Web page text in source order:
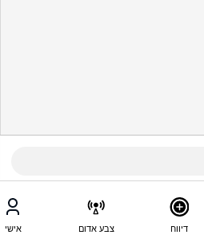
דיווח צבע אדום אישי